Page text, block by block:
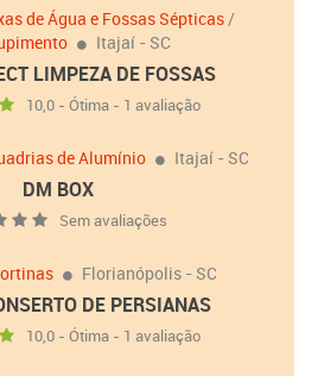
de Água e Fossas Sépticas/
Itajaí - SC
LIMPEZA DE FOSSAS
10,0 - Ótima - 1 avaliação
de Alumínio Itajaí - SC
DM BOX
Sem avaliações
Florianópolis - SC
DE PERSIANAS
10,0 - Ótima - 1 avaliação